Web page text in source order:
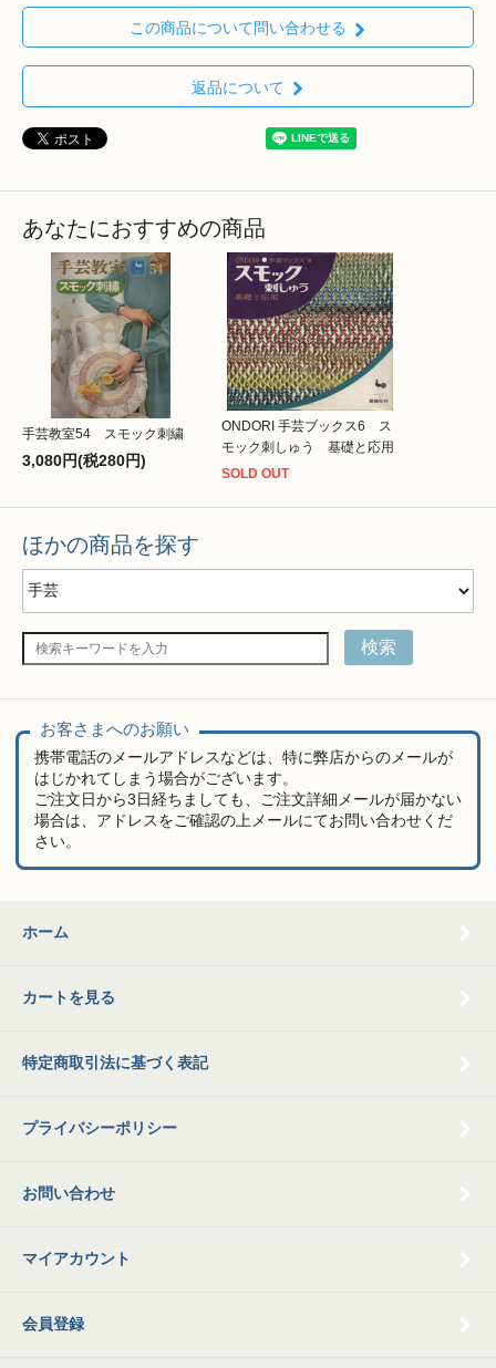
この商品について問い合わせる
返品について
あなたにおすすめの商品
手芸教室54 スモック刺繍
3,080円(税280円)
ONDORI 手芸ブックス6 ス
モック刺しゅう 基礎と応用
SOLD OUT
ほかの商品を探す
検索
お客さまへのお願い
携帯電話のメールアドレスなどは、特に弊店からのメールが
はじかれてしまう場合がございます。
ご注文日から3日経ちましても、ご注文詳細メールが届かない
場合は、アドレスをご確認の上メールにてお問い合わせくだ
さい。
ホーム
カートを見る
特定商取引法に基づく表記
プライバシーポリシー
お問い合わせ
マイアカウント
会員登録